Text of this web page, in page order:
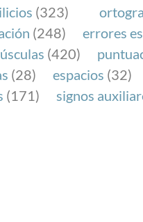
(323)
(248)
errores
(420)
(28) espacios (32)
(171)
signos